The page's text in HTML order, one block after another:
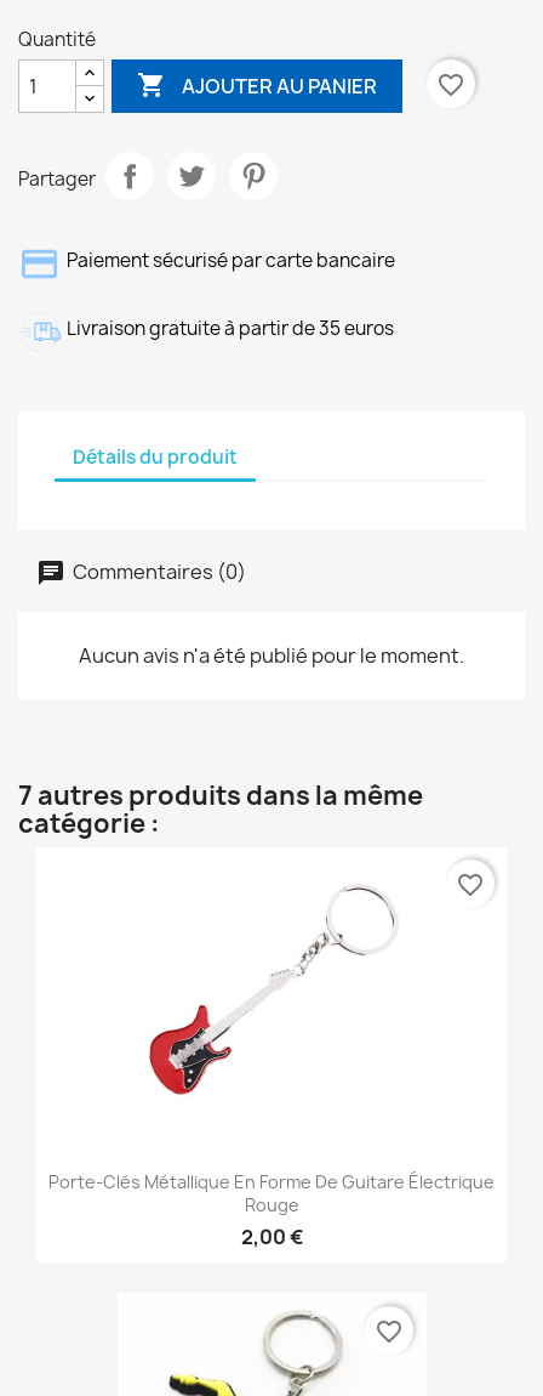
Quantité
 AJOUTER AU PANIER favorite_border
Partager
Paiement sécurisé par carte bancaire
Livraison gratuite à partir de 35 euros
Détails du produit
Commentaires (0)
Aucun avis n'a été publié pour le moment.
7 autres produits dans la même
catégorie :
Porte-Clés Métallique En Forme De Guitare Électrique
Rouge
2,00 €
favorite_border
favorite_border